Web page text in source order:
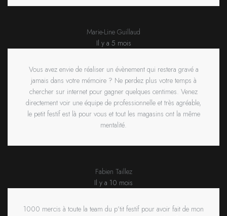
Marie-Line Guillaud
Il y a 5 mois
Vous avez envie de réaliser un évènement qui restera gravé a
jamais dans votre mémoire ? Ne perdez plus votre temps à
chercher sur internet pour gagner quelques centimes. Venez
directement voir une équipe de professionnelle et très agréable,
le petit festif est là pour vous et tout les magasins ont la même
mentalité.
Fabien Taillez
Il y a 10 mois
1000 mercis à toute la team du p’tit festif pour avoir fait de mon